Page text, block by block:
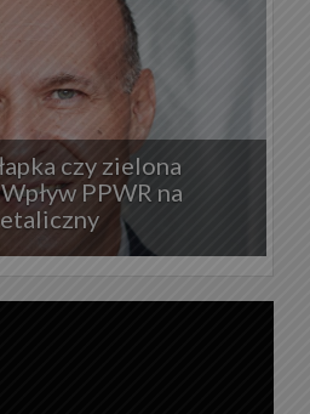
czy zielona
PPWR na